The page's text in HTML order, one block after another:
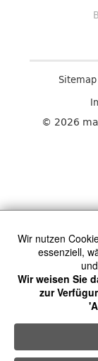
Sitemap
© 2026
Wir nutzen
essenziell,
Wir weisen Sie
zur